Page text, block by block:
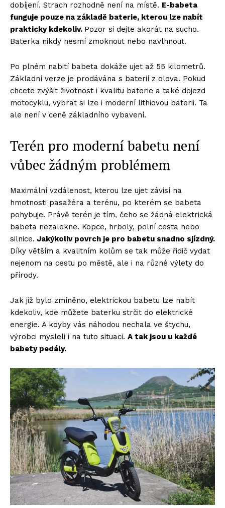
dobíjení. Strach rozhodně není na místě. E-babeta
funguje pouze na základě baterie, kterou lze nabít
prakticky kdekoliv. Pozor si dejte akorát na sucho.
Baterka nikdy nesmí zmoknout nebo navlhnout.
Po plném nabití babeta dokáže ujet až 55 kilometrů.
Základní verze je prodávána s baterií z olova. Pokud
chcete zvýšit životnost i kvalitu baterie a také dojezd
motocyklu, vybrat si lze i moderní lithiovou baterii. Ta
ale není v ceně základního vybavení.
Terén pro moderní babetu není
vůbec žádným problémem
Maximální vzdálenost, kterou lze ujet závisí na
hmotnosti pasažéra a terénu, po kterém se babeta
pohybuje. Právě terén je tím, čeho se žádná elektrická
babeta nezalekne. Kopce, hrboly, polní cesta nebo
silnice. Jakýkoliv povrch je pro babetu snadno sjízdný.
Díky větším a kvalitním kolům se tak může řidič vydat
nejenom na cestu po městě, ale i na různé výlety do
přírody.
Jak již bylo zmíněno, elektrickou babetu lze nabít
kdekoliv, kde můžete baterku strčit do elektrické
energie. A kdyby vás náhodou nechala ve štychu,
výrobci mysleli i na tuto situaci. A tak jsou u každé
babety pedály.